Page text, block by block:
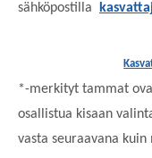
sähköpostilla
*-merkityt tammat
osallistua kisaan
vasta seuraavana kuin